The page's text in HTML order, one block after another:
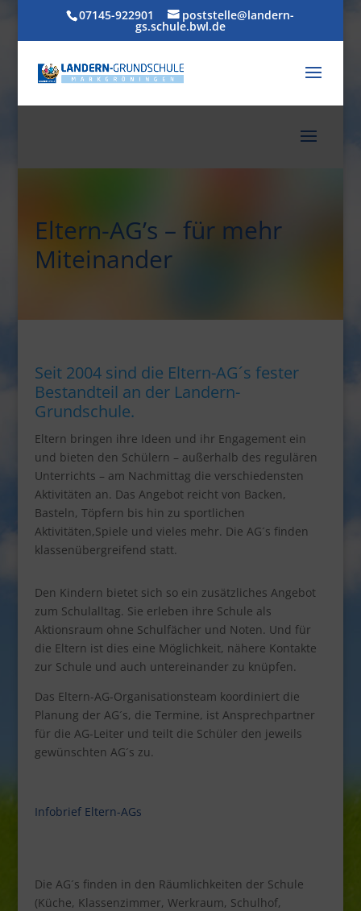
07145-922901 poststelle@landern-
gs.schule.bwl.de
Eltern-AG’s – für mehr
Miteinander
Seit 2004 sind die Eltern-AG´s fester
Bestandteil an der Landern-
Grundschule.
Eltern bringen ihre Ideen und ihr Engagement ein
und bieten den Schülern – außerhalb des regulären
Unterrichts – am Nachmittag die verschiedensten
Aktivitäten an. Das Angebot reicht von Backen,
Basteln, Töpfern bis hin zu sportlichen
Aktivitäten,Spiele und vieles mehr. Die AG´s finden
klassenübergreifend statt.
Den Kindern bietet sich so ein zusätzliches Angebot
zum Schulalltag. Sie erleben ihre Schule als
Aktionsraum ohne Schulfächer und Noten. Und für
die Eltern ist dies eine Möglichkeit, nähere Kontakte
zur Schule und auch untereinander zu knüpfen.
Das Eltern-AG-Organisationsteam koordiniert die
Planung der AG´s, die Termine, ist Ansprechpartner
für die AG-Leiter und teilt die Schüler den jeweils
gewünschten AG´s zu.
Infobrief Eltern-AGs
Die AG´s finden in den Räumlichkeiten der Schule
(Küche, Klassenzimmer, Werkraum, Schulhof,